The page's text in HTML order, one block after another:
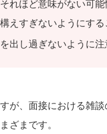
れほど意味がない可能
えすぎないようにす
出し過ぎないように注
が、面接における雑
ざまです。